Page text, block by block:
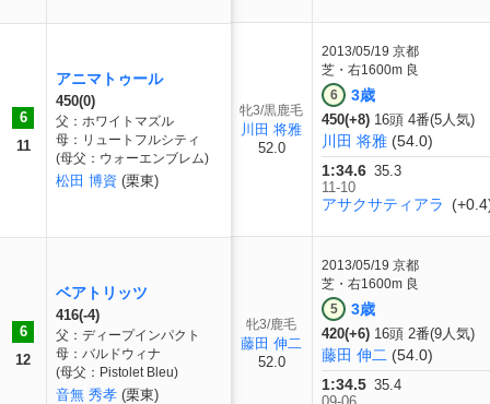
6
11
アニマトゥール
450(0)
父：ホワイトマズル
母：リュートフルシティ
(母父：ウォーエンブレム)
松田 博資 (栗東)
6
12
ベアトリッツ
416(-4)
父：ディープインパクト
母：バルドウィナ
(母父：Pistolet Bleu)
音無 秀孝 (栗東)
牝3/黒鹿毛
川田 将雅
52.0
2013/05/19 京都
芝・右1600m 良
6
3歳
450(+8) 16頭 4番(5人気)
川田 将雅 (54.0)
1:34.6 35.3
11-10
アサクサティアラ
牝3/鹿毛
藤田 伸二
52.0
2013/05/19 京都
芝・右1600m 良
5
3歳
420(+6) 16頭 2番(9人気)
藤田 伸二 (54.0)
1:34.5 35.4